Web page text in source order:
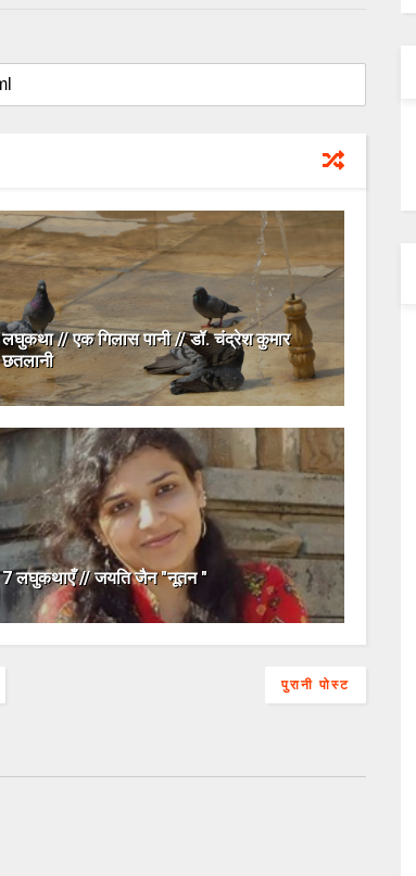
लघुकथा // एक गिलास पानी // डॉ. चंद्रेश कुमार
छतलानी
7 लघुकथाएँ // जयति जैन "नूतन "
पुरानी पोस्ट